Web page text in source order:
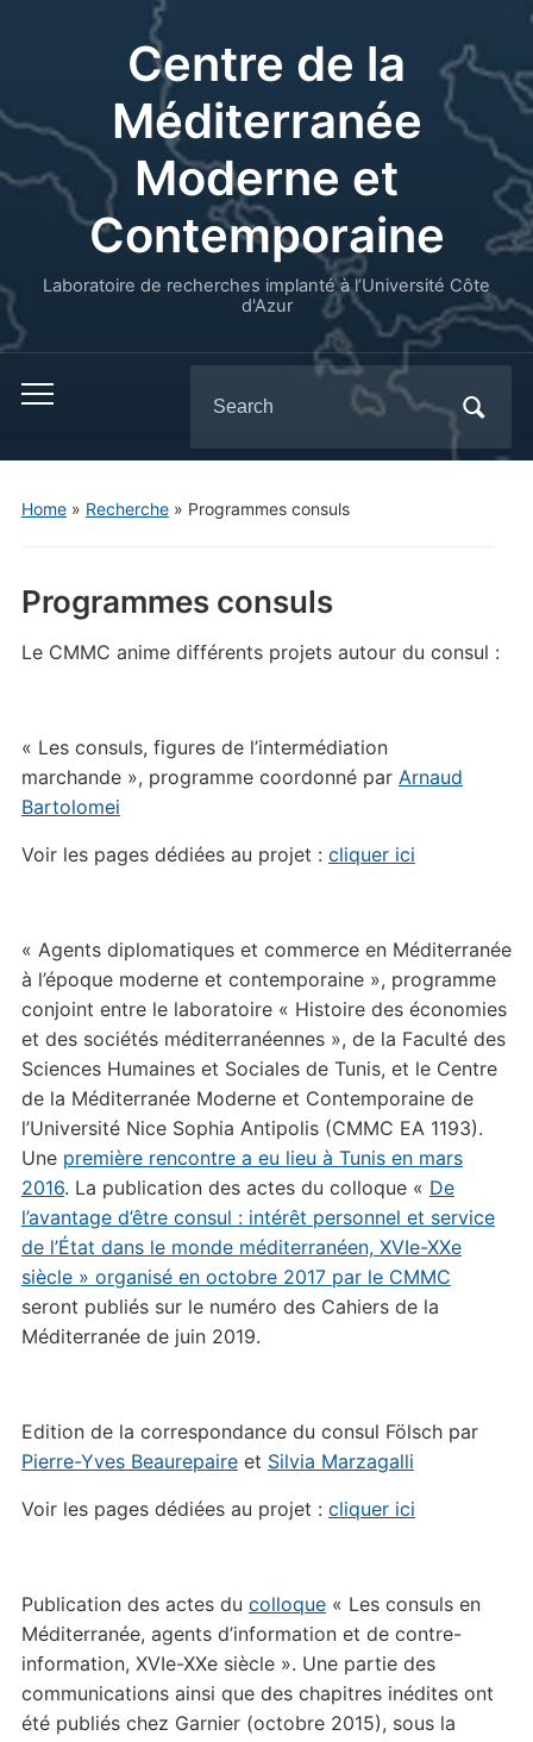
Centre de la
Méditerranée
Moderne et
Contemporaine
Laboratoire de recherches implanté à l’Université Côte
d'Azur
for:
Home» Recherche» Programmes consuls
Programmes consuls
Le CMMC anime différents projets autour du consul :
« Les consuls, figures de l’intermédiation
marchande », programme coordonné par Arnaud
Bartolomei
Voir les pages dédiées au projet : cliquer ici
« Agents diplomatiques et commerce en Méditerranée
à l’époque moderne et contemporaine », programme
conjoint entre le laboratoire « Histoire des économies
et des sociétés méditerranéennes », de la Faculté des
Sciences Humaines et Sociales de Tunis, et le Centre
de la Méditerranée Moderne et Contemporaine de
l’Université Nice Sophia Antipolis (CMMC EA 1193).
Une première rencontre a eu lieu à Tunis en mars
2016. La publication des actes du colloque « De
l’avantage d’être consul : intérêt personnel et service
de l’État dans le monde méditerranéen, XVIe-XXe
siècle » organisé en octobre 2017 par le CMMC
seront publiés sur le numéro des Cahiers de la
Méditerranée de juin 2019.
Edition de la correspondance du consul Fölsch par
Pierre-Yves Beaurepaireet Silvia Marzagalli
Voir les pages dédiées au projet : cliquer ici
Publication des actes du colloque« Les consuls en
Méditerranée, agents d’information et de contre-
information, XVIe-XXe siècle ». Une partie des
communications ainsi que des chapitres inédites ont
été publiés chez Garnier (octobre 2015), sous la